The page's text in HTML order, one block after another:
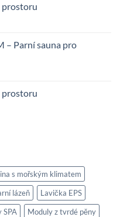
prostoru
– Parní sauna pro
prostoru
s mořským klimatem
lázeň
Lavička EPS
SPA
Moduly z tvrdé pěny